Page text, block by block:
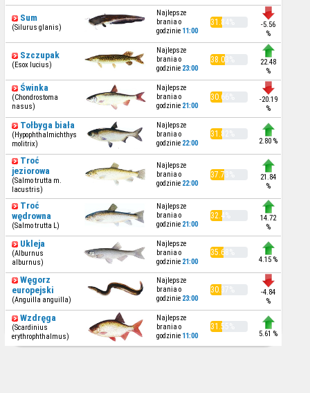
Sum
(Silurus glanis)
Najlepsze
brania o
godzinie 11:00
31.84%
-5.56
%
Szczupak
(Esox lucius)
Najlepsze
brania o
godzinie 23:00
38.03%
22.48
%
Świnka
(Chondrostoma
nasus)
Najlepsze
brania o
godzinie 21:00
30.66%
-20.19
%
Tołbyga biała
(Hypophthalmichthys
molitrix)
Najlepsze
brania o
godzinie 22:00
31.82%
2.80 %
Troć
jeziorowa
(Salmo trutta m.
lacustris)
Najlepsze
brania o
godzinie 22:00
37.73%
21.84
%
Troć
wędrowna
(Salmo trutta L)
Najlepsze
brania o
godzinie 21:00
32.4%
14.72
%
Ukleja
(Alburnus
alburnus)
Najlepsze
brania o
godzinie 21:00
35.68%
4.15 %
Węgorz
europejski
(Anguilla anguilla)
Najlepsze
brania o
godzinie 23:00
30.37%
-4.84
%
Wzdręga
(Scardinius
erythrophthalmus)
Najlepsze
brania o
godzinie 11:00
31.55%
5.61 %